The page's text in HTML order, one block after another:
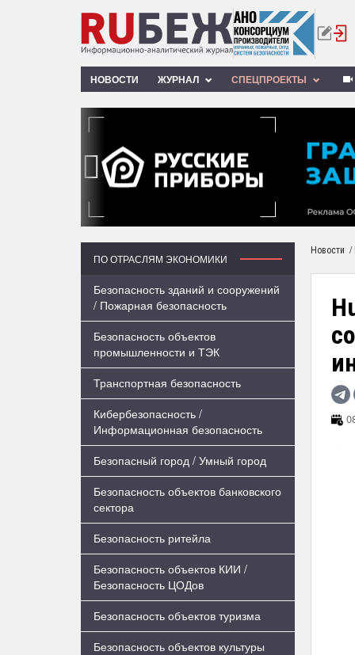
НОВОСТИ ЖУРНАЛ СПЕЦПРОЕКТЫ
‹
ПО ОТРАСЛЯМ ЭКОНОМИКИ
Безопасность зданий и сооружений
/ Пожарная безопасность
Безопасность объектов
промышленности и ТЭК
Транспортная безопасность
Кибербезопасность /
Информационная безопасность
Безопасный город / Умный город
Безопасность объектов банковского
сектора
Безопасность ритейла
Безопасность объектов КИИ /
Безопасность ЦОДов
Безопасность объектов туризма
Безопасность объектов культуры
Новости /